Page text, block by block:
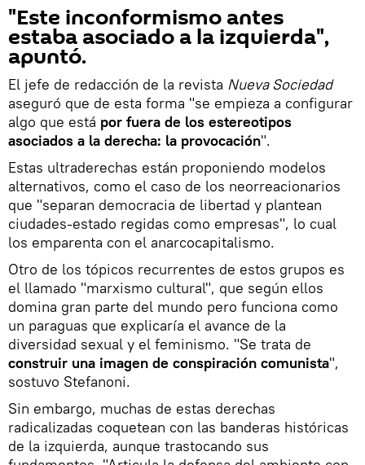
"Este inconformismo antes
estaba asociado a la izquierda",
apuntó.
El jefe de redacción de la revista Nueva Sociedad
aseguró que de esta forma "se empieza a configurar
algo que está por fuera de los estereotipos
asociados a la derecha: la provocación".
Estas ultraderechas están proponiendo modelos
alternativos, como el caso de los neorreacionarios
que "separan democracia de libertad y plantean
ciudades-estado regidas como empresas", lo cual
los emparenta con el anarcocapitalismo.
Otro de los tópicos recurrentes de estos grupos es
el llamado "marxismo cultural", que según ellos
domina gran parte del mundo pero funciona como
un paraguas que explicaría el avance de la
diversidad sexual y el feminismo. "Se trata de
construir una imagen de conspiración comunista",
sostuvo Stefanoni.
Sin embargo, muchas de estas derechas
radicalizadas coquetean con las banderas históricas
de la izquierda, aunque trastocando sus